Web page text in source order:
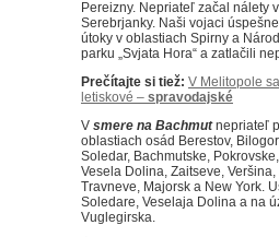
Pereizny. Nepriateľ začal nálety
Serebrjanky. Naši vojaci
útoky v oblastiach Spirny a
parku „Svjata Hora“ a zatlačili
Prečítajte si tiež: V Melitopole
letiskové – spravodajské
V smere na Bachmutnepriateľ
oblastiach osád Berestov,
Soledar, Bachmutske,
Vesela Dolina, Zaitseve,
Travneve, Majorsk a New York.
Soledare, Veselaja Dolina a na
Vuglegirska.